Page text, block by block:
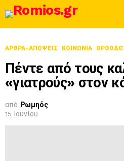
ΑΡΘΡΑ-ΑΠΟΨΕΙΣ ΚΟΙΝΩΝΙΑ
Πέντε από τους
«γιατρούς» στον
από Ρωμηός
15 Ιουνίου